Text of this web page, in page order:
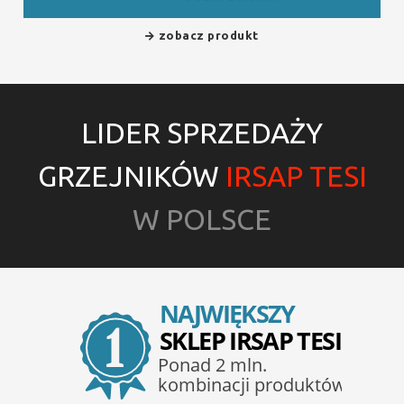
zobacz produkt
LIDER SPRZEDAŻY
GRZEJNIKÓW IRSAP TESI
W POLSCE